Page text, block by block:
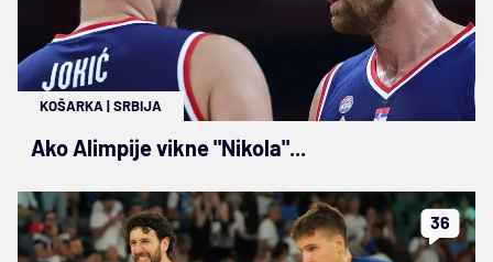
KOŠARKA |SRBIJA
Ako Alimpije vikne "Nikola"...
36